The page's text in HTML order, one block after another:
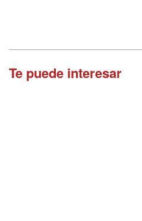
Te puede interesar